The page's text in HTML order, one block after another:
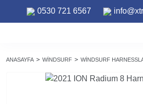
0530 721 6567
ANASAYFA WINDSURF WINDSURF